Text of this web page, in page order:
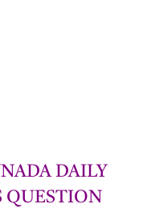
DAILY
QUESTION